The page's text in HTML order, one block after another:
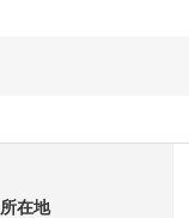
所在地